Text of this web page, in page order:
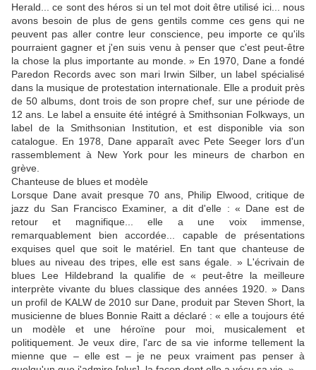
Herald... ce sont des héros si un tel mot doit être utilisé ici... nous
avons besoin de plus de gens gentils comme ces gens qui ne
peuvent pas aller contre leur conscience, peu importe ce qu'ils
pourraient gagner et j'en suis venu à penser que c'est peut-être
la chose la plus importante au monde. » En 1970, Dane a fondé
Paredon Records avec son mari Irwin Silber, un label spécialisé
dans la musique de protestation internationale. Elle a produit près
de 50 albums, dont trois de son propre chef, sur une période de
12 ans. Le label a ensuite été intégré à Smithsonian Folkways, un
label de la Smithsonian Institution, et est disponible via son
catalogue. En 1978, Dane apparaît avec Pete Seeger lors d'un
rassemblement à New York pour les mineurs de charbon en
grève.
Chanteuse de blues et modèle
Lorsque Dane avait presque 70 ans, Philip Elwood, critique de
jazz du San Francisco Examiner, a dit d'elle : « Dane est de
retour et magnifique... elle a une voix immense,
remarquablement bien accordée... capable de présentations
exquises quel que soit le matériel. En tant que chanteuse de
blues au niveau des tripes, elle est sans égale. » L'écrivain de
blues Lee Hildebrand la qualifie de « peut-être la meilleure
interprète vivante du blues classique des années 1920. » Dans
un profil de KALW de 2010 sur Dane, produit par Steven Short, la
musicienne de blues Bonnie Raitt a déclaré : « elle a toujours été
un modèle et une héroïne pour moi, musicalement et
politiquement. Je veux dire, l'arc de sa vie informe tellement la
mienne que – elle est – je ne peux vraiment pas penser à